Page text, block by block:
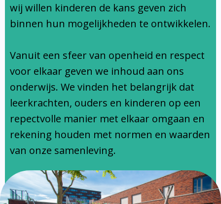
Ondersteuningsprofiel
wij willen kinderen de kans geven zich
binnen hun mogelijkheden te ontwikkelen.
Vanuit een sfeer van openheid en respect
voor elkaar geven we inhoud aan ons
onderwijs. We vinden het belangrijk dat
leerkrachten, ouders en kinderen op een
repectvolle manier met elkaar omgaan en
rekening houden met normen en waarden
van onze samenleving.